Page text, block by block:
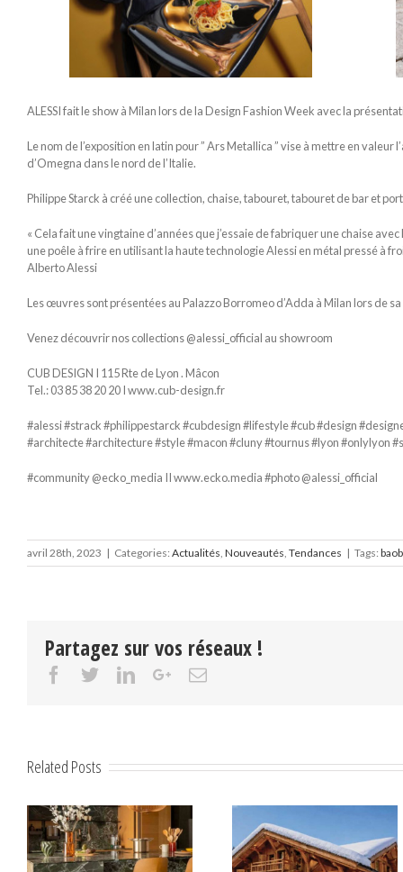
ALESSI fait le show à Milan lors de la Design Fashion Week avec la
Le nom de l’exposition en latin pour ” Ars Metallica ” vise à mettre en
d’Omegna dans le nord de l’Italie.
Philippe Starck à créé une collection, chaise, tabouret, tabouret de bar et
« Cela fait une vingtaine d’années que j’essaie de fabriquer une chaise
une poêle à frire en utilisant la haute technologie Alessi en métal pressé à
Alberto Alessi
Les œuvres sont présentées au Palazzo Borromeo d’Adda à Milan lors de
Venez découvrir nos collections @alessi_official au showroom
CUB DESIGN I 115 Rte de Lyon . Mâcon
Tel.: 03 85 38 20 20 I www.cub-design.fr
#alessi #strack #philippestarck #cubdesign #lifestyle #cub #design
#architecte #architecture #style #macon #cluny #tournus #lyon #onlylyon
#community @ecko_media II www.ecko.media #photo @alessi_official
avril 28th, 2023 | Categories: Actualités Nouveautés Tendances | Tags:
Partagez sur vos réseaux !
Facebook
TwitterLinkedin
Google+Email
Related Posts